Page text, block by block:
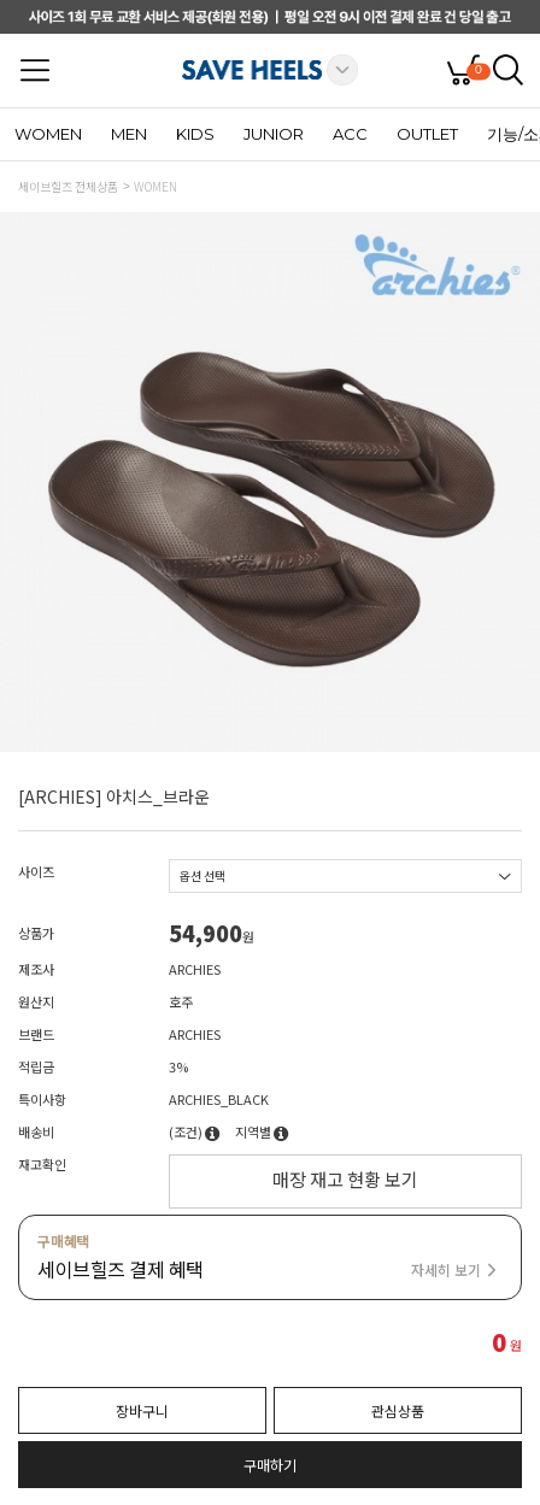
0
WOMEN MEN KIDS JUNIOR ACC OUTLET 기능/
세이브힐즈 전체상품 WOMEN
[ARCHIES] 아치스_브라운
사이즈
상품가 54,900원
제조사
ARCHIES
원산지
호주
브랜드
ARCHIES
적립금
3%
특이사항
ARCHIES_BLACK
배송비
(조건)
지역별
재고확인
매장 재고 현황 보기
구매혜택
세이브힐즈 결제 혜택 자세히 보기
0원
장바구니 관심상품
구매하기